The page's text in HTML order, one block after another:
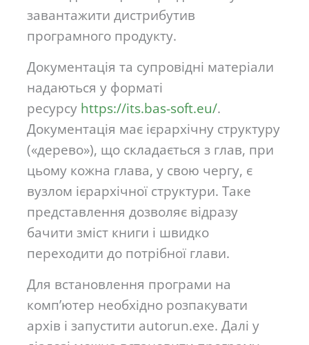
завантажити дистрибутив
програмного продукту.
Документація та супровідні матеріали
надаються у форматі
ресурсу https://its.bas-soft.eu/.
Документація має ієрархічну структуру
(«дерево»), що складається з глав, при
цьому кожна глава, у свою чергу, є
вузлом ієрархічної структури. Таке
представлення дозволяє відразу
бачити зміст книги і швидко
переходити до потрібної глави.
Для встановлення програми на
комп’ютер необхідно розпакувати
архів і запустити autorun.exe. Далі у